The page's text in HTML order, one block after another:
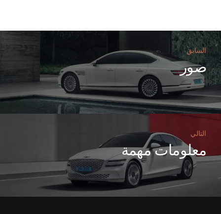
السابق
صور
التالي
معلومات مهمة